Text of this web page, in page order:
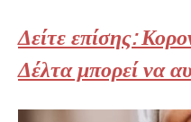
Δείτε επίσης:
Δέλτα μπορεί να